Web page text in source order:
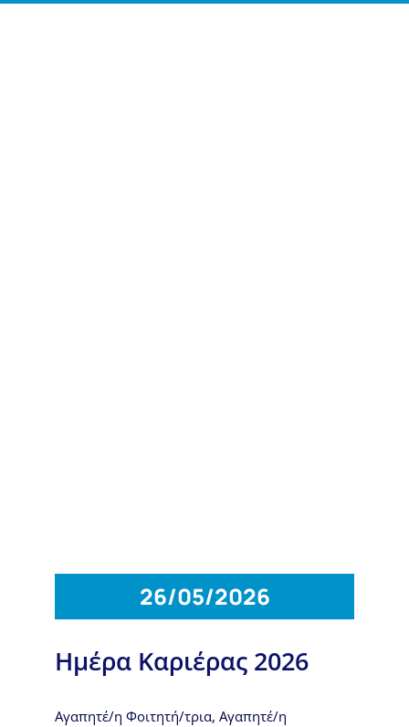
26/05/2026
Ημέρα Καριέρας 2026
Αγαπητέ/η Φοιτητή/τρια, Αγαπητέ/η